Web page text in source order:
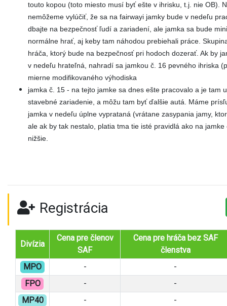
touto kopou (toto miesto musí byť ešte v ihrisku, t.j. nie OB).
nemôžeme vylúčiť, že sa na fairwayi jamky bude v nedeľu
dbajte na bezpečnosť ľudí a zariadení, ale jamka sa bude
normálne hrať, aj keby tam náhodou prebiehali práce.
hráča, ktorý bude na bezpečnosť pri hodoch dozerať. Ak by
v nedeľu hrateľná, nahradí sa jamkou č. 16 pevného ihriska
mierne modifikovaného výhodiska
jamka č. 15 - na tejto jamke sa dnes ešte pracovalo a je tam
stavebné zariadenie, a môžu tam byť ďalšie autá. Máme
jamka v nedeľu úplne vyprataná (vrátane zasypania jamy,
ale ak by tak nestalo, platia tma tie isté pravidlá ako na jamke
nižšie.
Registrácia
Divízia
Cena pre členov
SAF
Cena pre hráča bez SAF
členstva
MPO
-
-
FPO
-
-
MP40
-
-